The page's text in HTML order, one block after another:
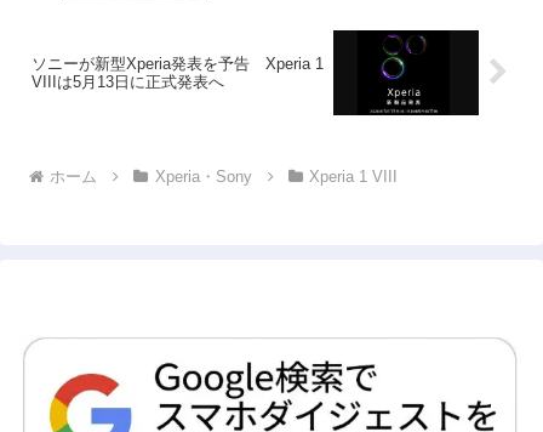
ソニーが新型Xperia発表を予告 Xperia 1
VIIIは5月13日に正式発表へ
ホーム Xperia・Sony Xperia 1 VIII